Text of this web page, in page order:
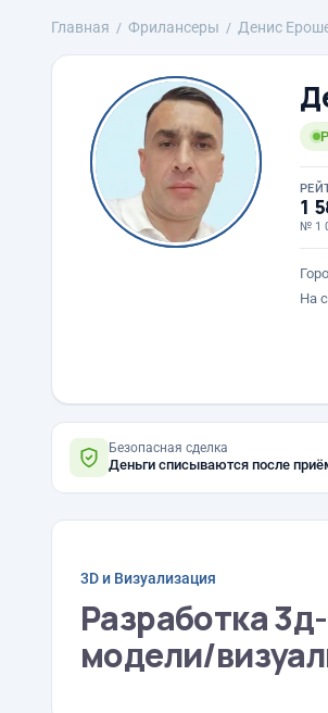
Главная Фрилансеры Денис
1
№ 1
На
Безопасная сделка
Деньги списываются после
3D и Визуализация
Разработка
модели/